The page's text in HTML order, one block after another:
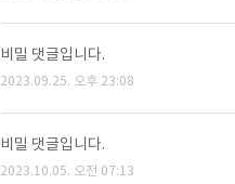
비밀 댓글입니다.
2023.09.25. 오후 23:08
비밀 댓글입니다.
2023.10.05. 오전 07:13